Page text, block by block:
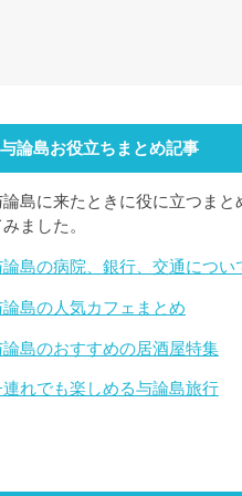
与論島お役立ちまとめ記事
論島に来たときに役に立つまと
ました。
論島の病院、銀行、交通につい
論島の人気カフェまとめ
論島のおすすめの居酒屋特集
連れでも楽しめる与論島旅行